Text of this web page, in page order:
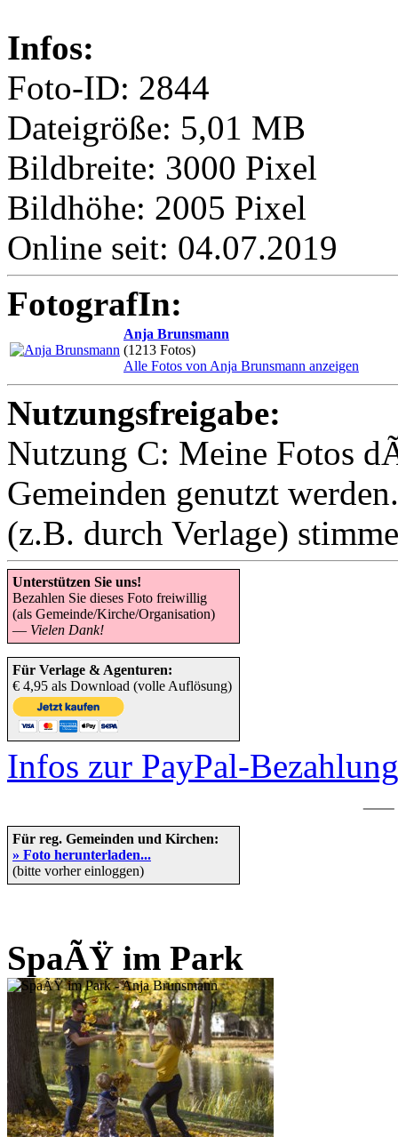
Infos:
Foto-ID: 2844
Dateigröße: 5,01 MB
Bildbreite: 3000 Pixel
Bildhöhe: 2005 Pixel
Online seit: 04.07.2019
FotografIn:
Anja Brunsmann
(1213 Fotos)
Alle Fotos von Anja Brunsmann anzeigen
Nutzungsfreigabe:
Nutzung C: Meine Fotos
Gemeinden genutzt
(z.B. durch Verlage)
Unterstützen Sie uns!
Bezahlen Sie dieses Foto freiwillig
(als Gemeinde/Kirche/Organisation)
— Vielen Dank!
Für Verlage & Agenturen:
€ 4,95 als Download (volle Auflösung)
Infos zur PayPal-Bezahlung
—
Für reg. Gemeinden und Kirchen:
» Foto herunterladen...
(bitte vorher einloggen)
SpaÃŸ im Park